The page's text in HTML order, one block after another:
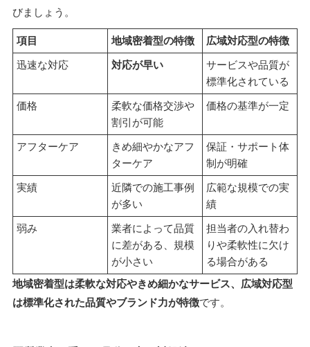
びましょう。
項目 地域密着型の特徴 広域対応型の特徴
迅速な対応 対応が早い
サービスや品質が
標準化されている
価格
柔軟な価格交渉や
割引が可能
価格の基準が一定
アフターケア
きめ細やかなアフ
ターケア
保証・サポート体
制が明確
実績
近隣での施工事例
が多い
広範な規模での実
績
弱み
業者によって品質
に差がある、規模
が小さい
担当者の入れ替わ
りや柔軟性に欠け
る場合がある
地域密着型は柔軟な対応やきめ細かなサービス、広域対応型
は標準化された品質やブランド力が特徴です。